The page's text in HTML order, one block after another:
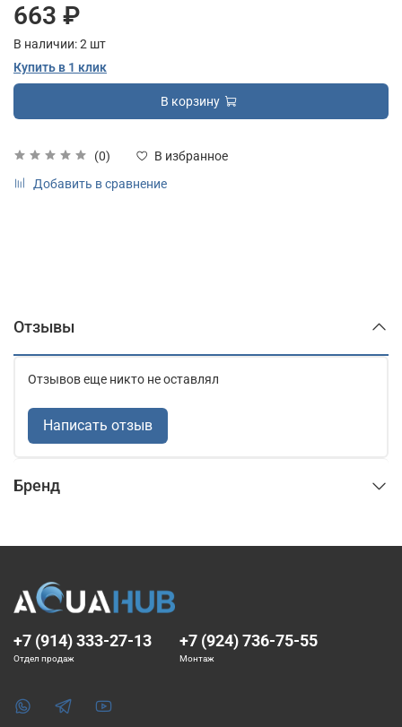
(0)
В избранное
Добавить в сравнение
663 ₽
В наличии:2 шт
Купить в 1 клик
В корзину
Отзывы
Отзывов еще никто не оставлял
Написать отзыв
Бренд
+7 (914) 333-27-13
Отдел продаж
+7 (924) 736-75-55
Монтаж